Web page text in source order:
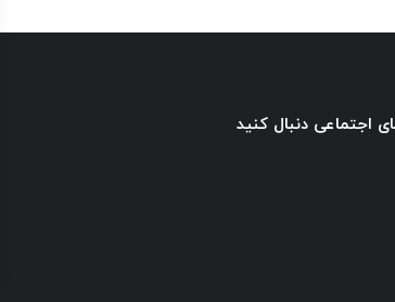
اجتماعی دنبال کنید